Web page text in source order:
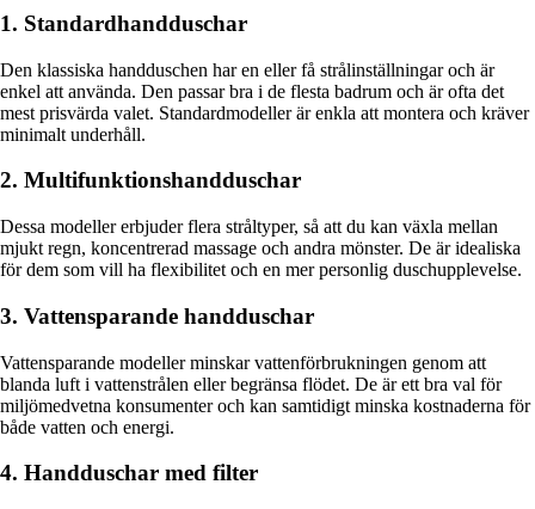
1. Standardhandduschar
Den klassiska handduschen har en eller få strålinställningar och är
enkel att använda. Den passar bra i de flesta badrum och är ofta det
mest prisvärda valet. Standardmodeller är enkla att montera och kräver
minimalt underhåll.
2. Multifunktionshandduschar
Dessa modeller erbjuder flera stråltyper, så att du kan växla mellan
mjukt regn, koncentrerad massage och andra mönster. De är idealiska
för dem som vill ha flexibilitet och en mer personlig duschupplevelse.
3. Vattensparande handduschar
Vattensparande modeller minskar vattenförbrukningen genom att
blanda luft i vattenstrålen eller begränsa flödet. De är ett bra val för
miljömedvetna konsumenter och kan samtidigt minska kostnaderna för
både vatten och energi.
4. Handduschar med filter